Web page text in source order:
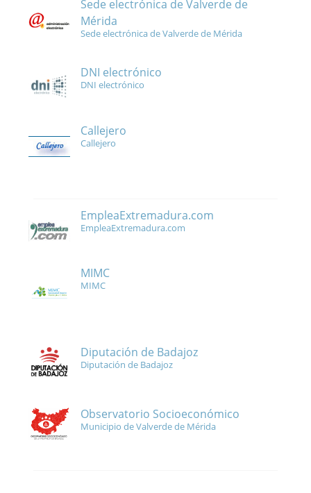
Sede electrónica de Valverde de
Mérida
Sede electrónica de Valverde de Mérida
DNI electrónico
DNI electrónico
Callejero
Callejero
EmpleaExtremadura.com
EmpleaExtremadura.com
MIMC
MIMC
Diputación de Badajoz
Diputación de Badajoz
Observatorio Socioeconómico
Municipio de Valverde de Mérida